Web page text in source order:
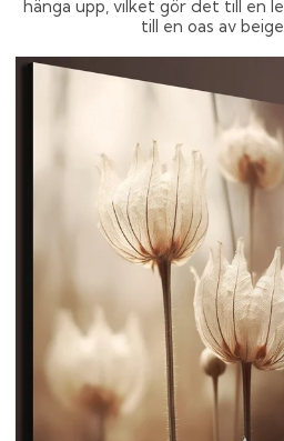
hänga upp, vilket gör det till en
till en oas av